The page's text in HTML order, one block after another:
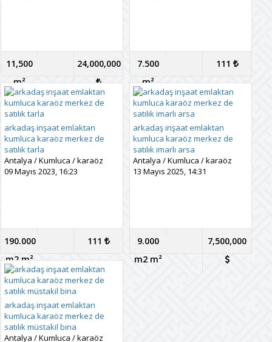
11,500
m²
24,000,000
7.500
m²
111
arkadaş inşaat emlaktan
kumluca karaöz merkez de
satılık tarla
Antalya /Kumluca /karaöz
09 Mayıs 2023, 16:23
190.000
m2 m²
111
arkadaş inşaat emlaktan
kumluca karaöz merkez de
satılık imarlı arsa
Antalya /Kumluca /karaöz
13 Mayıs 2025, 14:31
9.000
m2 m²
7,500,000
arkadaş inşaat emlaktan
kumluca karaöz merkez de
satılık müstakil bina
Antalya /Kumluca /karaöz